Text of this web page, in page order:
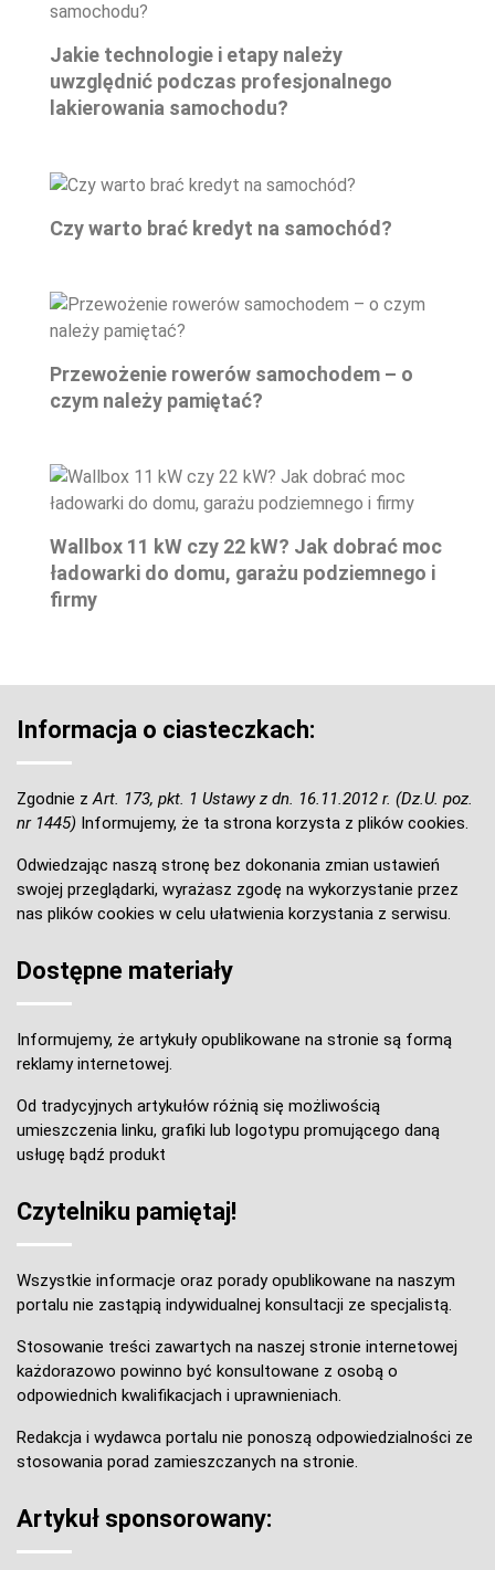
Jakie technologie i etapy należy
uwzględnić podczas profesjonalnego
lakierowania samochodu?
Czy warto brać kredyt na samochód?
Przewożenie rowerów samochodem – o
czym należy pamiętać?
Wallbox 11 kW czy 22 kW? Jak dobrać moc
ładowarki do domu, garażu podziemnego i
firmy
Informacja o ciasteczkach:
Zgodnie z Art. 173, pkt. 1 Ustawy z dn. 16.11.2012 r. (Dz.U. poz.
nr 1445) Informujemy, że ta strona korzysta z plików cookies.
Odwiedzając naszą stronę bez dokonania zmian ustawień
swojej przeglądarki, wyrażasz zgodę na wykorzystanie przez
nas plików cookies w celu ułatwienia korzystania z serwisu.
Dostępne materiały
Informujemy, że artykuły opublikowane na stronie są formą
reklamy internetowej.
Od tradycyjnych artykułów różnią się możliwością
umieszczenia linku, grafiki lub logotypu promującego daną
usługę bądź produkt
Czytelniku pamiętaj!
Wszystkie informacje oraz porady opublikowane na naszym
portalu nie zastąpią indywidualnej konsultacji ze specjalistą.
Stosowanie treści zawartych na naszej stronie internetowej
każdorazowo powinno być konsultowane z osobą o
odpowiednich kwalifikacjach i uprawnieniach.
Redakcja i wydawca portalu nie ponoszą odpowiedzialności ze
stosowania porad zamieszczanych na stronie.
Artykuł sponsorowany: